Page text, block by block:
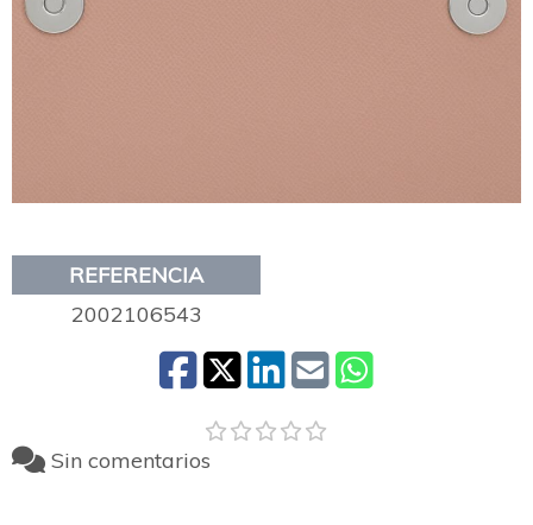
REFERENCIA
2002106543
Sin comentarios